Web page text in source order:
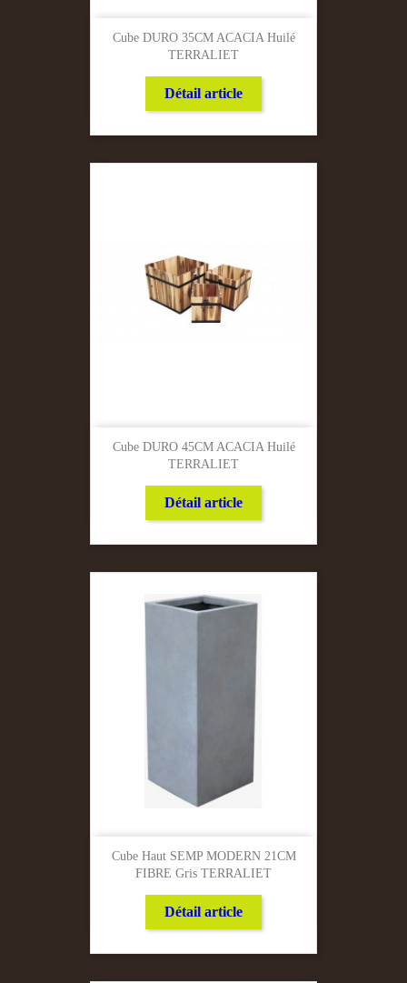
Cube DURO 35CM ACACIA Huilé
TERRALIET
Détail article
Cube DURO 45CM ACACIA Huilé
TERRALIET
Détail article
Cube Haut SEMP MODERN 21CM
FIBRE Gris TERRALIET
Détail article